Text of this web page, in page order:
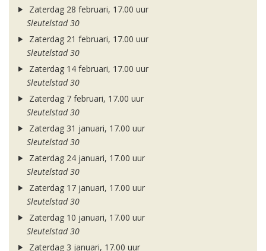
Zaterdag 28 februari, 17.00 uur
Sleutelstad 30
Zaterdag 21 februari, 17.00 uur
Sleutelstad 30
Zaterdag 14 februari, 17.00 uur
Sleutelstad 30
Zaterdag 7 februari, 17.00 uur
Sleutelstad 30
Zaterdag 31 januari, 17.00 uur
Sleutelstad 30
Zaterdag 24 januari, 17.00 uur
Sleutelstad 30
Zaterdag 17 januari, 17.00 uur
Sleutelstad 30
Zaterdag 10 januari, 17.00 uur
Sleutelstad 30
Zaterdag 3 januari, 17.00 uur